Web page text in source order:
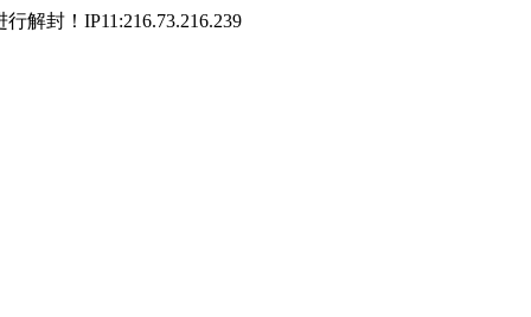
解封！IP11:216.73.216.239